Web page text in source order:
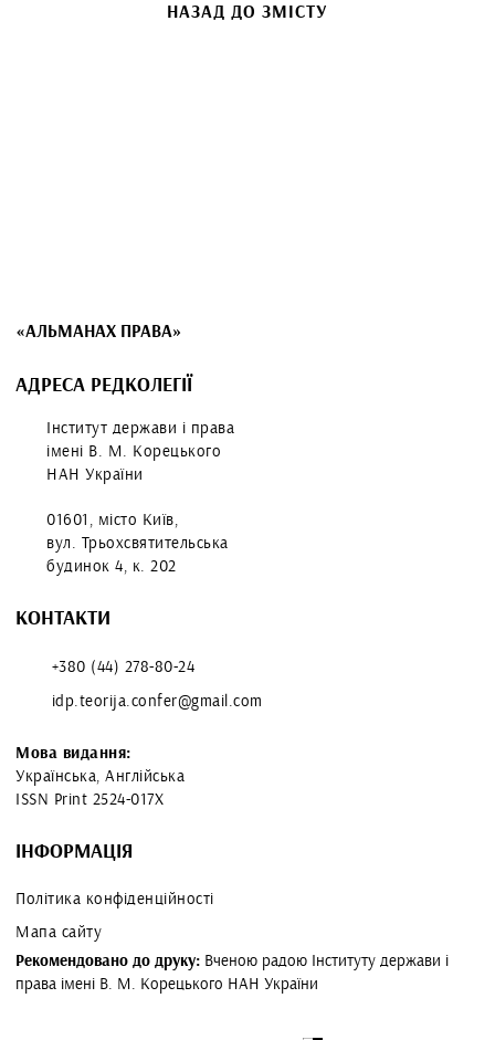
НАЗАД ДО ЗМІСТУ
«АЛЬМАНАХ ПРАВА»
АДРЕСА РЕДКОЛЕГІЇ
Інститут держави і права
імені В. М. Корецького
НАН України
01601, місто Київ,
вул. Трьохсвятительська
будинок 4, к. 202
КОНТАКТИ
+380 (44) 278-80-24
idp.teorija.confer@gmail.com
Мова видання:
Українська, Англійська
ISSN Print 2524-017X
ІНФОРМАЦІЯ
Політика конфіденційності
Мапа сайту
Рекомендовано до друку: Вченою радою Інституту держави і
права імені В. М. Корецького НАН України